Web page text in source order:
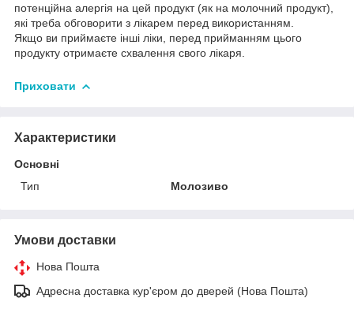
потенційна алергія на цей продукт (як на молочний продукт),
які треба обговорити з лікарем перед використанням.
Якщо ви приймаєте інші ліки, перед прийманням цього
продукту отримаєте схвалення свого лікаря.
Приховати
Характеристики
Основні
Тип
Молозиво
Умови доставки
Нова Пошта
Адресна доставка кур'єром до дверей (Нова Пошта)